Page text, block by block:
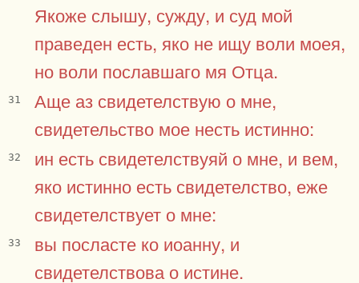
Якоже слышу, сужду, и суд мой
праведен есть, яко не ищу воли моея,
но воли пославшаго мя Отца.
31
Аще аз свидетелствую о мне,
свидетельство мое несть истинно:
32
ин есть свидетелствуяй о мне, и вем,
яко истинно есть свидетелство, еже
свидетелствует о мне:
33
вы посласте ко иоанну, и
свидетелствова о истине.